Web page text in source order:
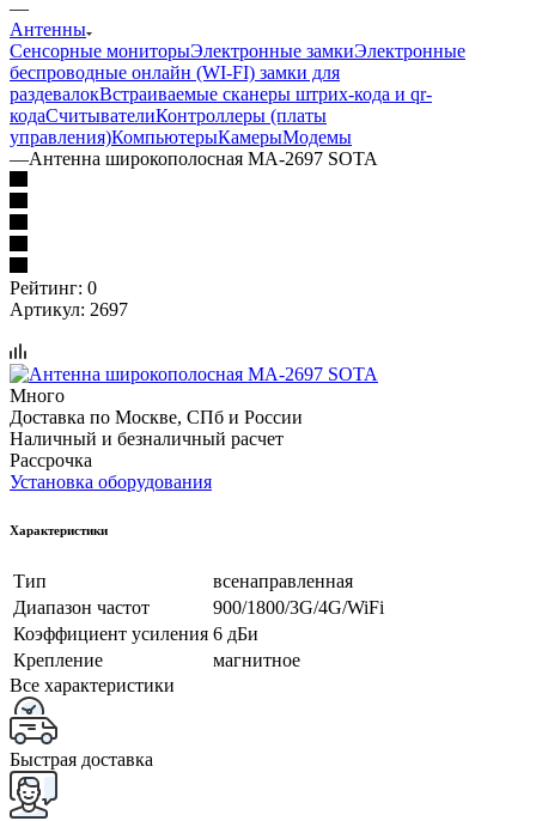
—
Антенны
Сенсорные мониторыЭлектронные замкиЭлектронные
беспроводные онлайн (WI-FI) замки для
раздевалокВстраиваемые сканеры штрих-кода и qr-
кодаСчитывателиКонтроллеры (платы
управления)КомпьютерыКамерыМодемы
—Антенна широкополосная МА-2697 SOTA
Рейтинг: 0
Артикул: 2697
Много
Доставка по Москве, СПб и России
Наличный и безналичный расчет
Рассрочка
Установка оборудования
Характеристики
Тип
всенаправленная
Диапазон частот
900/1800/3G/4G/WiFi
Коэффициент усиления 6 дБи
Крепление
магнитное
Все характеристики
Быстрая доставка